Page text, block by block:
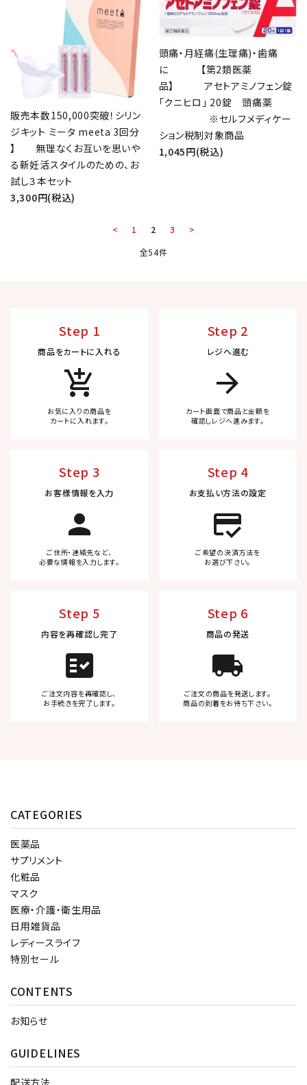
販売本数150,000突破！シリン
ジキット ミータ meeta 3回分
】 無理なくお互いを思いや
る新妊活スタイルのための、お
試し３本セット
3,300円(税込)
頭痛・月経痛(生理痛)・歯痛
に 【第2類医薬
品】 アセトアミノフェン錠
「クニヒロ」 20錠 頭痛薬
※セルフメディケー
ション税制対象商品
1,045円(税込)
< 1 2 3
>
全54件
Step 1
商品をカートに入れる
add_shopping_cart
お気に入りの商品を
カートに入れます。
Step 2
レジへ進む
arrow_forward
カート画面で商品と金額を
確認しレジへ進みます。
Step 3
お客様情報を入力
person
ご住所・連絡先など、
必要な情報を入力します。
Step 4
お支払い方法の設定
credit_score
ご希望の決済方法を
お選び下さい。
Step 5
内容を再確認し完了
fact_check
ご注文内容を再確認し、
お手続きを完了します。
Step 6
商品の発送
local_shipping
ご注文の商品を発送します。
商品の到着をお待ち下さい。
CATEGORIES
医薬品
サプリメント
化粧品
マスク
医療・介護・衛生用品
日用雑貨品
レディースライフ
特別セール
CONTENTS
お知らせ
GUIDELINES